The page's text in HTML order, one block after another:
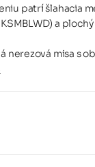
patrí šlahacia
a
nerezová misa s